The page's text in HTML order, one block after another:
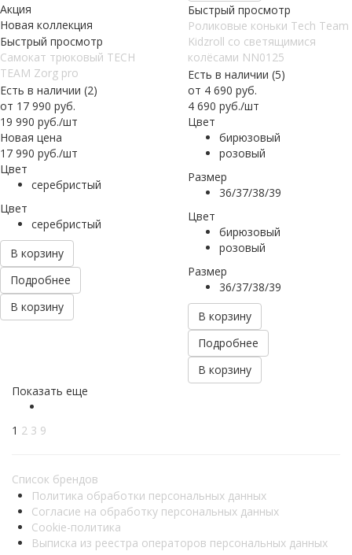
Акция
Новая коллекция
Быстрый просмотр
Самокат трюковый TECH
TEAM Zorg pro
Есть в наличии (2)
от 17 990 руб.
19 990 руб./шт
Новая цена
17 990 руб./шт
Цвет
серебристый
Цвет
серебристый
В корзину
Подробнее
В корзину
Быстрый просмотр
Роликовые коньки Tech Team
Kidzroll со светящимися
колёсами NN0125
Есть в наличии (5)
от 4 690 руб.
4 690 руб./шт
Цвет
бирюзовый
розовый
Размер
36/37/38/39
Цвет
бирюзовый
розовый
Размер
36/37/38/39
В корзину
Подробнее
В корзину
Показать еще
1 2 3 9
Список брендов
Политика обработки персональных данных
Согласие на обработку персональных данных
Cookie-политика
Выписка из реестра операторов персональных данных